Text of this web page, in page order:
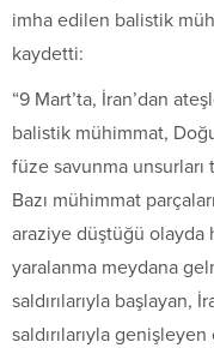
imha edilen balistik
kaydetti:
“9 Mart’ta, İran’dan
balistik mühimmat,
füze savunma
Bazı mühimmat
araziye düştüğü olayda
yaralanma meydana
saldırılarıyla başlayan,
saldırılarıyla